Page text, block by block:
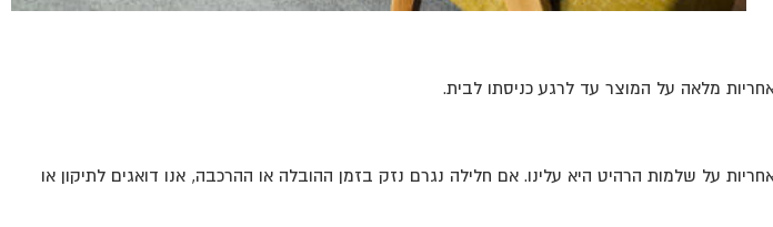
מלאה על המוצר עד לרגע כניסתו לבית.
על שלמות הרהיט היא עלינו. אם חלילה נגרם נזק בזמן ההובלה או ההרכבה, אנו דואגים לתיקון או